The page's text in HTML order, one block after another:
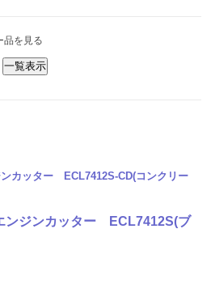
品を見る
カッター ECL7412S-CD(コンクリー
ンジンカッター ECL7412S(ブ